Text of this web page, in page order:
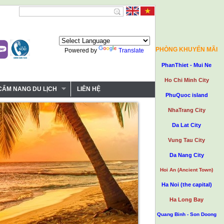
PHÒNG KHUYẾN MÃI
PhanThiet - Mui Ne
Ho Chi Minh City
PhuQuoc island
NhaTrang City
Da Lat City
Vung Tau City
Da Nang City
Hoi An (Ancient Town)
Ha Noi (the capital)
Ha Long Bay
Quang Binh - Son Doong
Powered by Translate
NANG DU LỊCH LIÊN HỆ